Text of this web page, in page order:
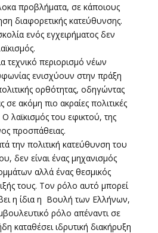
προβλήματα, σε κάποιους
διαφορετικής κατεύθυνσης.
ενός εγχειρήματος δεν
τεχνικό περιορισμό νέων
ενισχύουν στην πράξη
ορθότητας, οδηγώντας
σε ακόμη πιο ακραίες πολιτικές
λαϊκισμός του εφικτού, της
προσπάθειας.
την πολιτική κατεύθυνση του
δεν είναι ένας μηχανισμός
αλλά ένας θεσμικός
τους. Τον ρόλο αυτό μπορεί
η ίδια η Βουλή των Ελλήνων,
ρόλο απέναντι σε
καταθέσει ιδρυτική διακήρυξη